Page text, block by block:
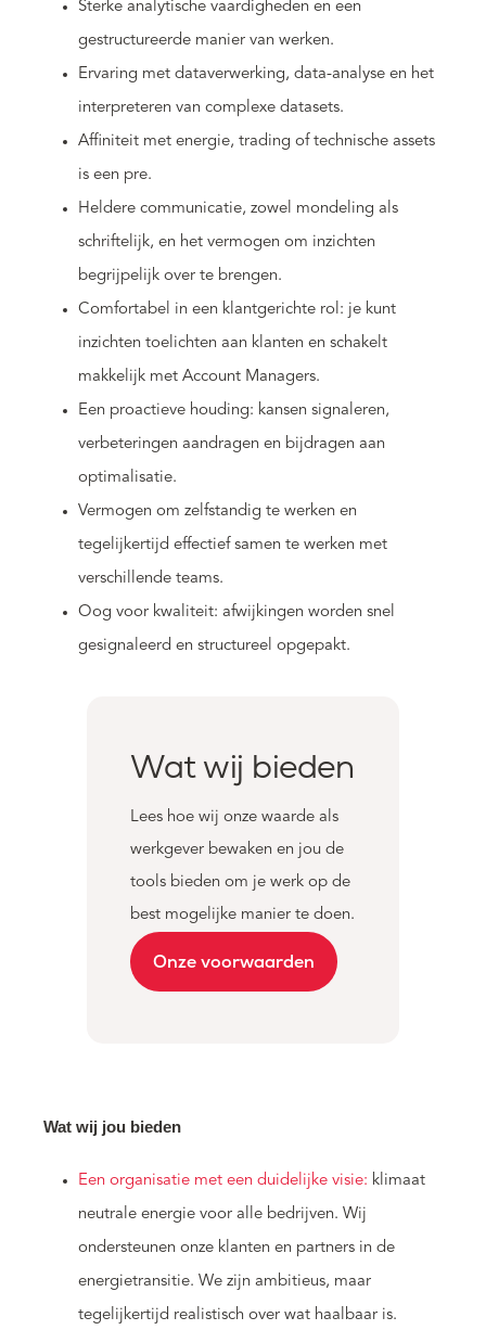
Sterke analytische vaardigheden en een
gestructureerde manier van werken.
Ervaring met dataverwerking, data-analyse en het
interpreteren van complexe datasets.
Affiniteit met energie, trading of technische assets
is een pre.
Heldere communicatie, zowel mondeling als
schriftelijk, en het vermogen om inzichten
begrijpelijk over te brengen.
Comfortabel in een klantgerichte rol: je kunt
inzichten toelichten aan klanten en schakelt
makkelijk met Account Managers.
Een proactieve houding: kansen signaleren,
verbeteringen aandragen en bijdragen aan
optimalisatie.
Vermogen om zelfstandig te werken en
tegelijkertijd effectief samen te werken met
verschillende teams.
Oog voor kwaliteit: afwijkingen worden snel
gesignaleerd en structureel opgepakt.
Wat wij bieden
Lees hoe wij onze waarde als
werkgever bewaken en jou de
tools bieden om je werk op de
best mogelijke manier te doen.
Onze voorwaarden
Wat wij jou bieden
Een organisatie met een duidelijke visie: klimaat
neutrale energie voor alle bedrijven. Wij
ondersteunen onze klanten en partners in de
energietransitie. We zijn ambitieus, maar
tegelijkertijd realistisch over wat haalbaar is.